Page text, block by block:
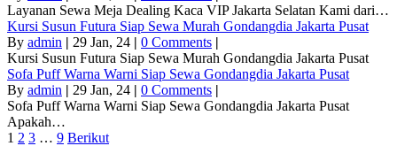
Layanan Sewa Meja Dealing Kaca VIP Jakarta Selatan Kami dari…
Kursi Susun Futura Siap Sewa Murah Gondangdia Jakarta Pusat
By admin | 29 Jan, 24 | 0 Comments |
Kursi Susun Futura Siap Sewa Murah Gondangdia Jakarta Pusat
Sofa Puff Warna Warni Siap Sewa Gondangdia Jakarta Pusat
By admin | 29 Jan, 24 | 0 Comments |
Sofa Puff Warna Warni Siap Sewa Gondangdia Jakarta Pusat
Apakah…
1 2 3 … 9 Berikut